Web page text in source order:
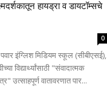
हायड्रा व डायटॉम्सचे
0
पवार इंग्लिश मिडियम स्कूल (सीबीएसई),
विद्यार्थ्यांसाठी "संवादात्मक
उत्साहपूर्ण वातावरणात पार...